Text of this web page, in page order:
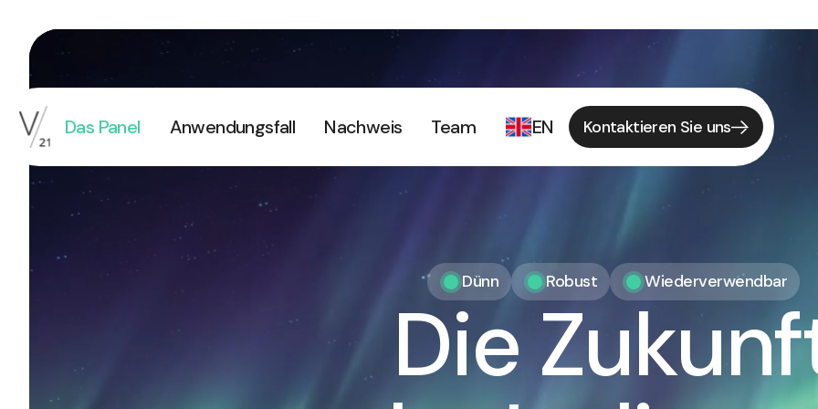
Das Panel Anwendungsfall Nachweis Team EN Kontaktieren Sie uns
Dünn Robust Wiederverwendbar
Die